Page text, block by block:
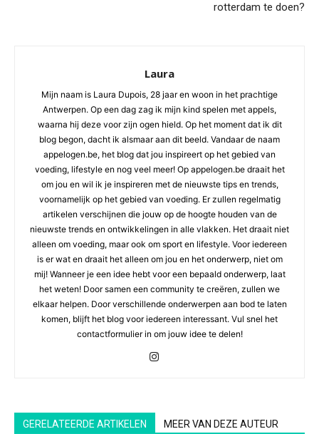
rotterdam te doen?
Laura
Mijn naam is Laura Dupois, 28 jaar en woon in het prachtige
Antwerpen. Op een dag zag ik mijn kind spelen met appels,
waarna hij deze voor zijn ogen hield. Op het moment dat ik dit
blog begon, dacht ik alsmaar aan dit beeld. Vandaar de naam
appelogen.be, het blog dat jou inspireert op het gebied van
voeding, lifestyle en nog veel meer! Op appelogen.be draait het
om jou en wil ik je inspireren met de nieuwste tips en trends,
voornamelijk op het gebied van voeding. Er zullen regelmatig
artikelen verschijnen die jouw op de hoogte houden van de
nieuwste trends en ontwikkelingen in alle vlakken. Het draait niet
alleen om voeding, maar ook om sport en lifestyle. Voor iedereen
is er wat en draait het alleen om jou en het onderwerp, niet om
mij! Wanneer je een idee hebt voor een bepaald onderwerp, laat
het weten! Door samen een community te creëren, zullen we
elkaar helpen. Door verschillende onderwerpen aan bod te laten
komen, blijft het blog voor iedereen interessant. Vul snel het
contactformulier in om jouw idee te delen!
GERELATEERDE ARTIKELEN MEER VAN DEZE AUTEUR